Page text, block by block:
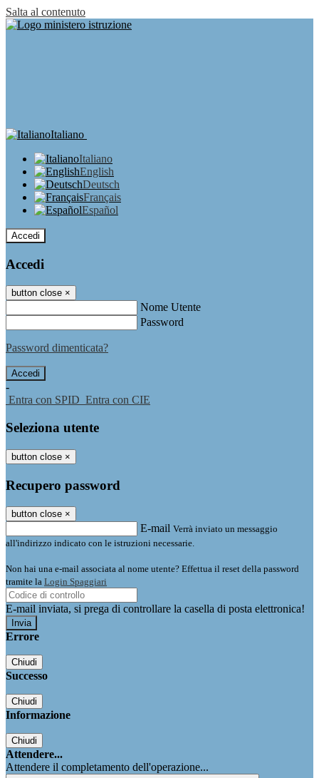
Salta al contenuto
Italiano
Italiano
English
Deutsch
Français
Español
Accedi
Accedi
button close ×
Nome Utente
Password
Password dimenticata?
-
Entra con SPID Entra con CIE
Seleziona utente
button close ×
Recupero password
button close ×
E-mail Verrà inviato un messaggio
all'indirizzo indicato con le istruzioni necessarie.
Non hai una e-mail associata al nome utente? Effettua il reset della password
tramite la Login Spaggiari
E-mail inviata, si prega di controllare la casella di posta elettronica!
Errore
Chiudi
Successo
Chiudi
Informazione
Chiudi
Attendere...
Attendere il completamento dell'operazione...